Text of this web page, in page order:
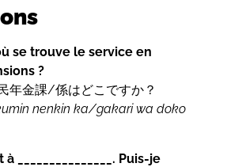
se trouve le service en
?
年金課/係はどこですか？
nenkin ka/gakari wa doko
_______________. Puis-je